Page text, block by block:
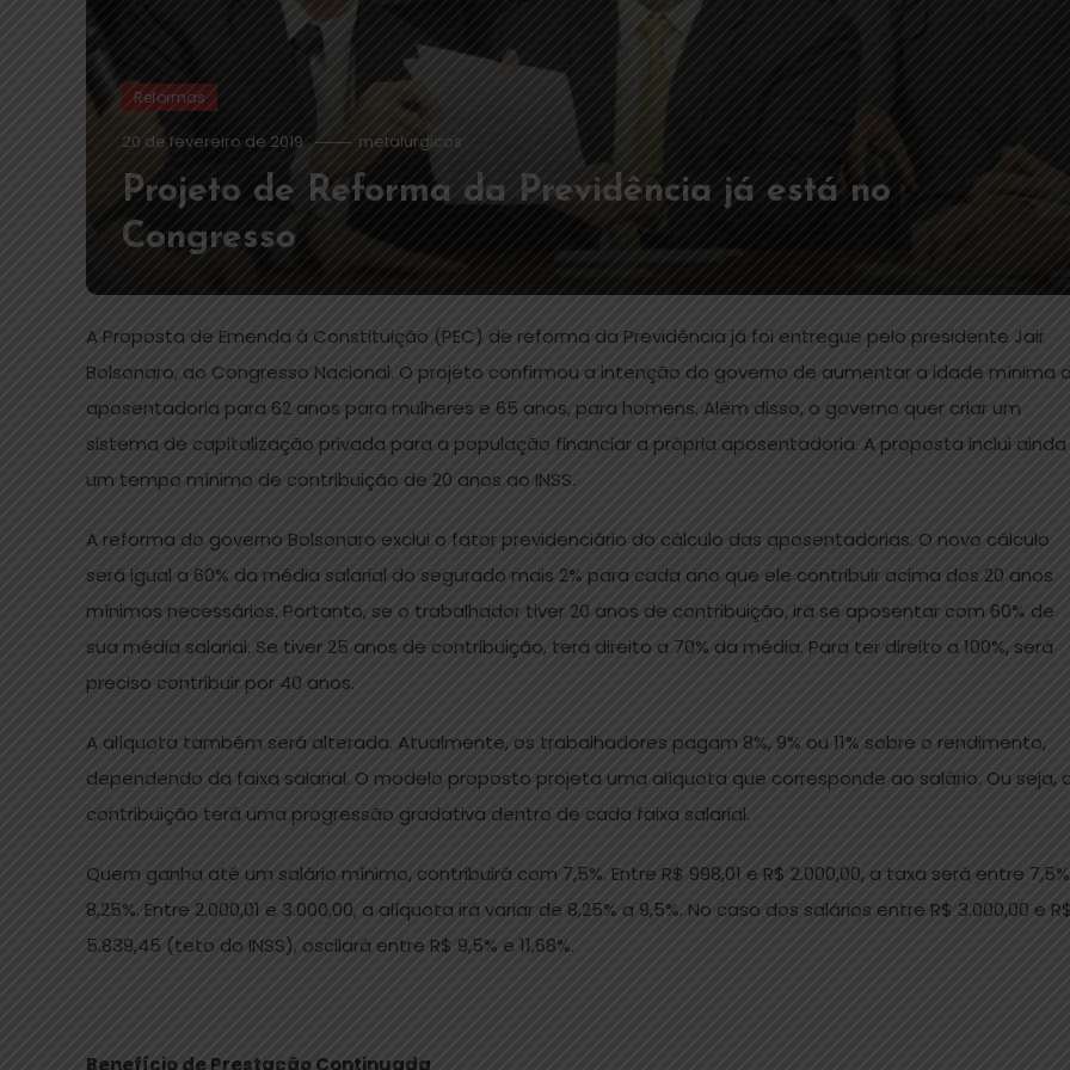
Reformas
20 de fevereiro de 2019 metalurgicos
Projeto de Reforma da Previdência já está no
Congresso
A Proposta de Emenda à Constituição (PEC) de reforma da Previdência já foi entregue pelo presidente Jair
Bolsonaro, ao Congresso Nacional. O projeto confirmou a intenção do governo de aumentar a idade mínima
aposentadoria para 62 anos para mulheres e 65 anos, para homens. Além disso, o governo quer criar um
sistema de capitalização privada para a população financiar a própria aposentadoria. A proposta inclui ainda
um tempo mínimo de contribuição de 20 anos ao INSS.
A reforma do governo Bolsonaro exclui o fator previdenciário do cálculo das aposentadorias. O novo cálculo
será igual a 60% da média salarial do segurado mais 2% para cada ano que ele contribuir acima dos 20 anos
mínimos necessários. Portanto, se o trabalhador tiver 20 anos de contribuição, irá se aposentar com 60% de
sua média salarial. Se tiver 25 anos de contribuição, terá direito a 70% da média. Para ter direito a 100%, será
preciso contribuir por 40 anos.
A alíquota também será alterada. Atualmente, os trabalhadores pagam 8%, 9% ou 11% sobre o rendimento,
dependendo da faixa salarial. O modelo proposto projeta uma alíquota que corresponde ao salário. Ou seja,
contribuição terá uma progressão gradativa dentro de cada faixa salarial.
Quem ganha até um salário mínimo, contribuirá com 7,5%. Entre R$ 998,01 e R$ 2.000,00, a taxa será entre
8,25%. Entre 2.000,01 e 3.000,00, a alíquota irá variar de 8,25% a 9,5%. No caso dos salários entre R$ 3.000,00 e
5.839,45 (teto do INSS), oscilará entre R$ 9,5% e 11,68%.
Benefício de Prestação Continuada